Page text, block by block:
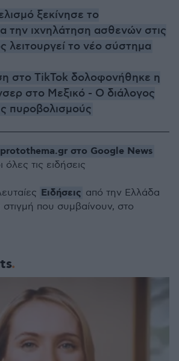
ξεκίνησε το
την ιχνηλάτηση ασθενών στις
λειτουργεί το νέο σύστημα
στο TikTok δολοφονήθηκε η
στο Μεξικό - Ο διάλογος
πυροβολισμούς
protothema.gr στο Google News
τις ειδήσεις
Ειδήσεις από την Ελλάδα
που συμβαίνουν, στο